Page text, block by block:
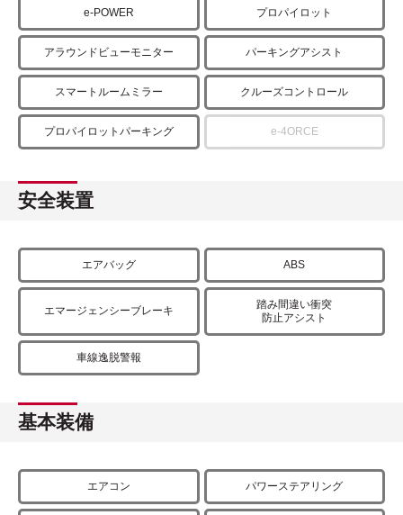
e-POWER プロパイロット
アラウンドビューモニター パーキングアシスト
スマートルームミラー クルーズコントロール
プロパイロットパーキング e-4ORCE
安全装置
エアバッグ ABS
エマージェンシーブレーキ
踏み間違い衝突
防止アシスト
車線逸脱警報
基本装備
エアコン パワーステアリング